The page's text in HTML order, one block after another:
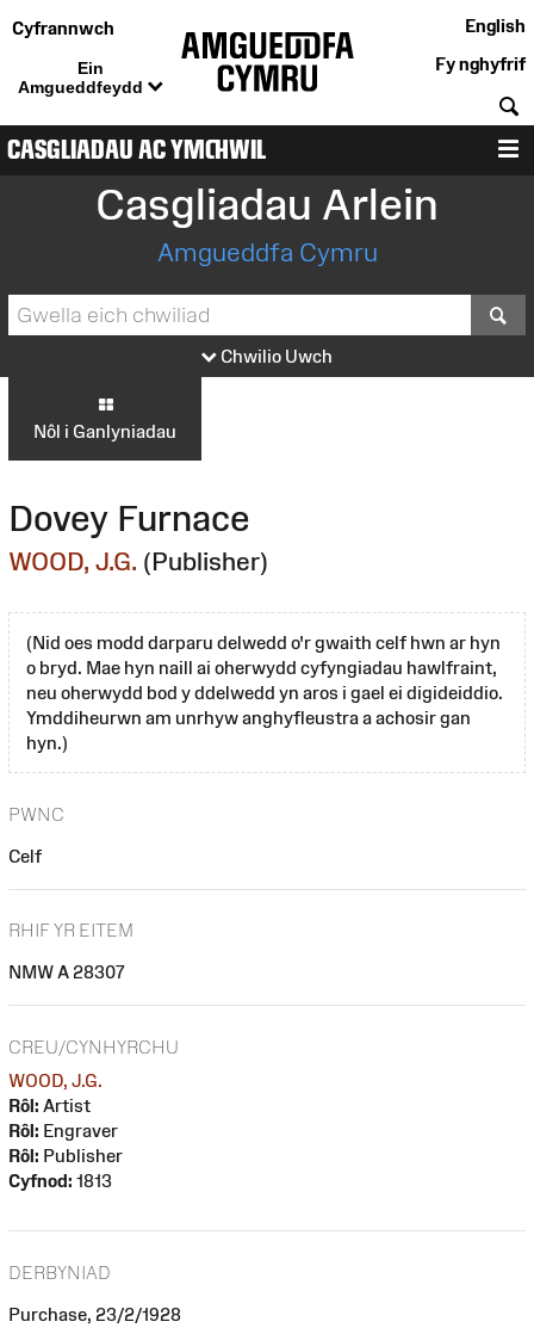
Cyfrannwch
Ein
Amgueddfeydd
English
Fy nghyfrif
CASGLIADAU AC YMCHWIL
Casgliadau Arlein
Amgueddfa Cymru
Chwilio Uwch
Nôl i Ganlyniadau
Dovey Furnace
WOOD, J.G. (Publisher)
(Nid oes modd darparu delwedd o'r gwaith celf hwn ar hyn
o bryd. Mae hyn naill ai oherwydd cyfyngiadau hawlfraint,
neu oherwydd bod y ddelwedd yn aros i gael ei digideiddio.
Ymddiheurwn am unrhyw anghyfleustra a achosir gan
hyn.)
PWNC
Celf
RHIF YR EITEM
NMW A 28307
CREU/CYNHYRCHU
WOOD, J.G.
Rôl: Artist
Rôl: Engraver
Rôl: Publisher
Cyfnod: 1813
DERBYNIAD
Purchase, 23/2/1928